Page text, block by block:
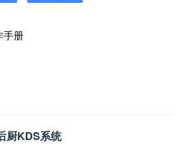
手册
厨KDS系统